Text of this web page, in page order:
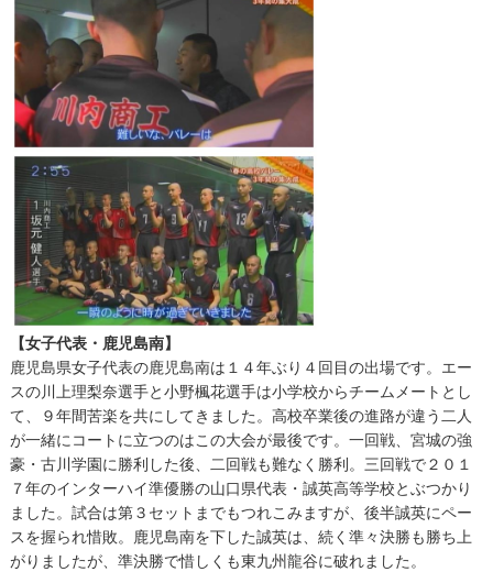
【女子代表・鹿児島南】
鹿児島県女子代表の鹿児島南は１４年ぶり４回目の出場です。エー
スの川上理梨奈選手と小野楓花選手は小学校からチームメートとし
て、９年間苦楽を共にしてきました。高校卒業後の進路が違う二人
が一緒にコートに立つのはこの大会が最後です。一回戦、宮城の強
豪・古川学園に勝利した後、二回戦も難なく勝利。三回戦で２０１
７年のインターハイ準優勝の山口県代表・誠英高等学校とぶつかり
ました。試合は第３セットまでもつれこみますが、後半誠英にペー
スを握られ惜敗。鹿児島南を下した誠英は、続く準々決勝も勝ち上
がりましたが、準決勝で惜しくも東九州龍谷に破れました。